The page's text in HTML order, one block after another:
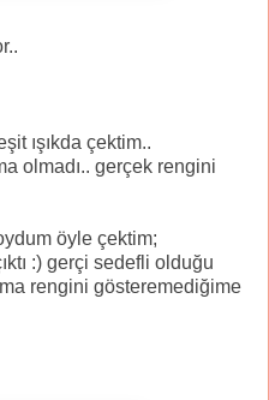
ışıkda çektim..
olmadı.. gerçek rengini
öyle çektim;
:) gerçi sedefli olduğu
rengini gösteremediğime